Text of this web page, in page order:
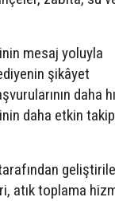
mesaj yoluyla
şikâyet
daha
daha etkin takip
atık toplama